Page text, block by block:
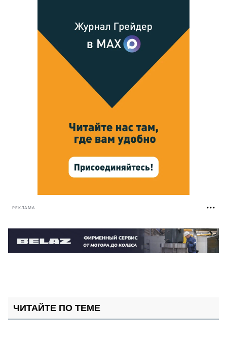
РЕКЛАМА
ЧИТАЙТЕ ПО ТЕМЕ